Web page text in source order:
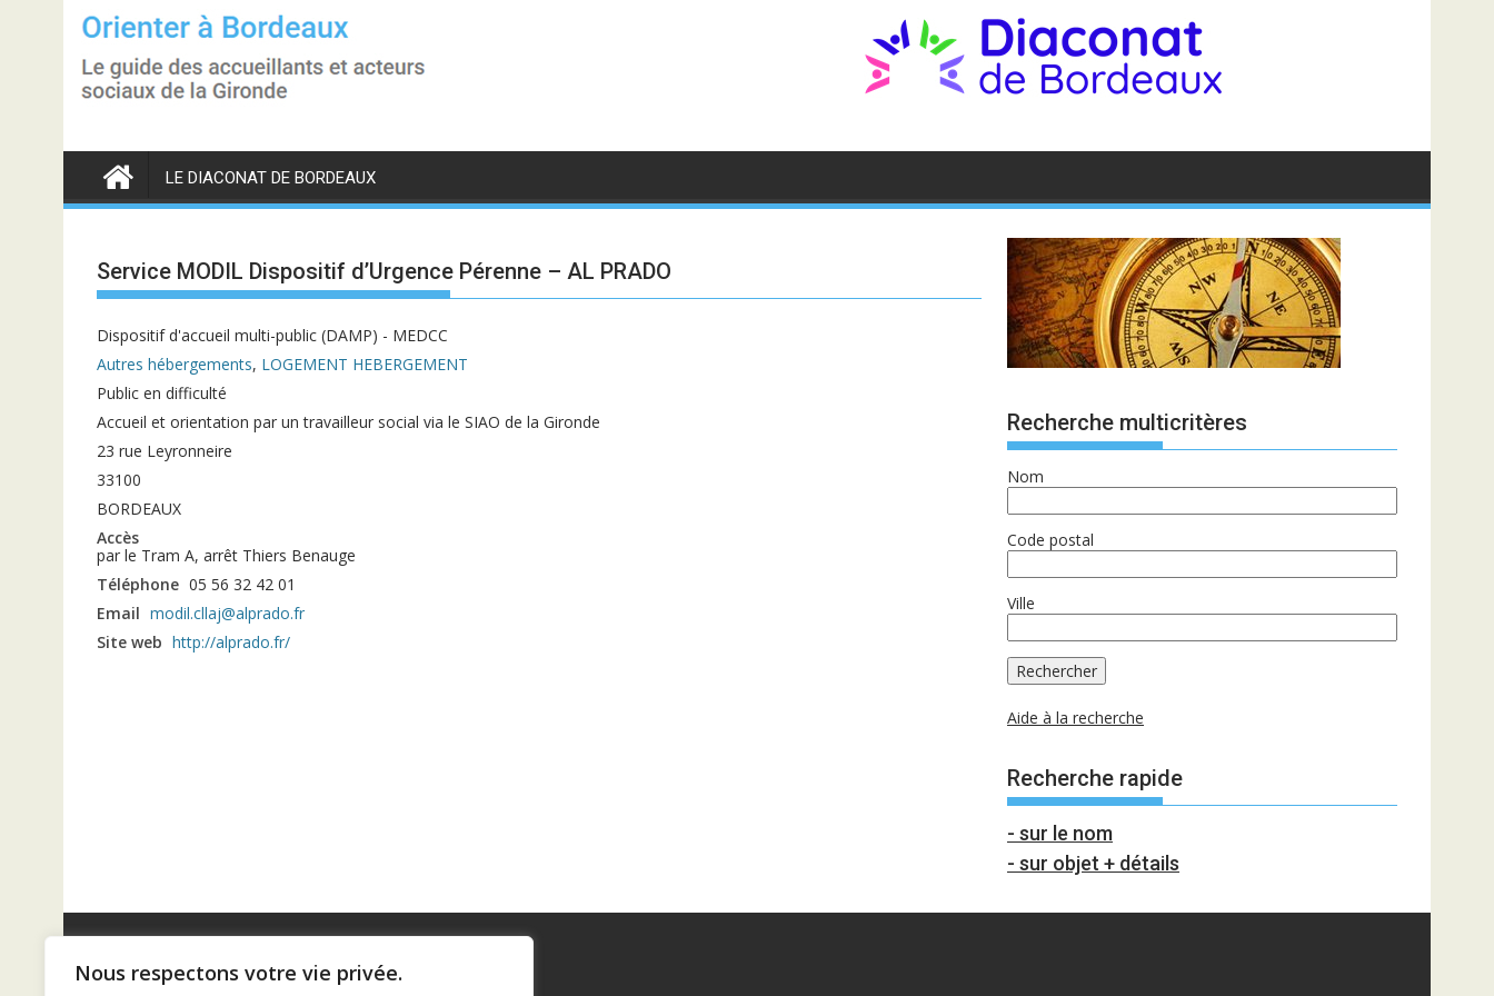
Nous respectons votre vie privée.
o
e
LE DIACONAT DE BORDEAUX
Service MODIL Dispositif d’Urgence Pérenne – AL PRADO
Dispositif d'accueil multi-public (DAMP) - MEDCC
Autres hébergements, LOGEMENT HEBERGEMENT
Public en difficulté
Accueil et orientation par un travailleur social via le SIAO de la Gironde
23 rue Leyronneire
33100
BORDEAUX
Accès
par le Tram A, arrêt Thiers Benauge
Téléphone 05 56 32 42 01
Email modil.cllaj@alprado.fr
Site web http://alprado.fr/
Recherche multicritères
Nom
Code postal
Ville
Aide à la recherche
Recherche rapide
- sur le nom
- sur objet + détails